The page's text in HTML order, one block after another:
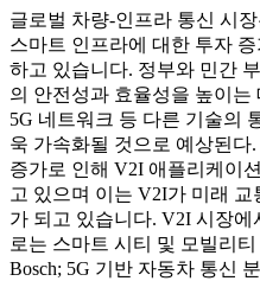
글로벌 차량-인프라 통신 시
스마트 인프라에 대한 투자
하고 있습니다. 정부와 민간
의 안전성과 효율성을 높이
5G 네트워크 등 다른 기술의
욱 가속화될 것으로 예상된다
증가로 인해 V2I 애플리케이
고 있으며 이는 V2I가 미래
가 되고 있습니다. V2I 시장에
로는 스마트 시티 및 모빌리
Bosch; 5G 기반 자동차 통신